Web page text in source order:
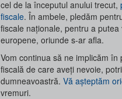
cel de la începutul anului trecut,
fiscale. În ambele, pledăm
fiscale naționale, pentru a
europene, oriunde s-ar afla.
Vom continua să ne implicăm
fiscală de care aveți nevoie,
dumneavoastră. Vă așteptăm
vremuri.